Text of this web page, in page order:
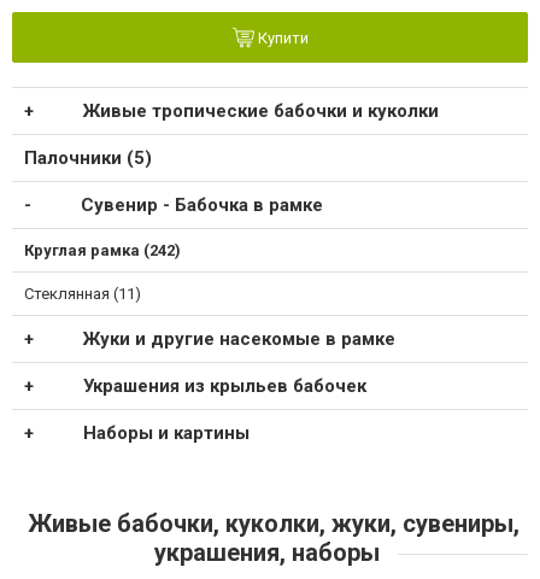
Купити
Живые тропические бабочки и куколки
Палочники (5)
Сувенир - Бабочка в рамке
Круглая рамка (242)
Стеклянная (11)
Жуки и другие насекомые в рамке
Украшения из крыльев бабочек
Наборы и картины
Живые бабочки, куколки, жуки, сувениры,
украшения, наборы